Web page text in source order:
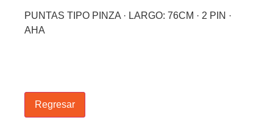
PUNTAS TIPO PINZA · LARGO: 76CM · 2 PIN ·
AHA
Regresar